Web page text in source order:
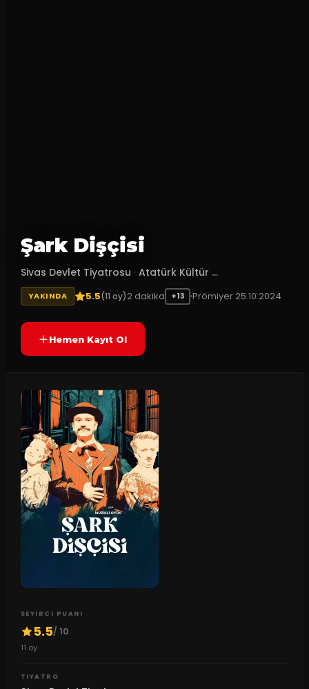
Şark Dişçisi
Sivas Devlet Tiyatrosu · Atatürk Kültür ...
YAKINDA 5.5(11 oy)2 dakika +13 Prömiyer 25.10.2024
Hemen Kayıt Ol
SEYIRCI PUANI
5.5/ 10
11 oy
TIYATRO